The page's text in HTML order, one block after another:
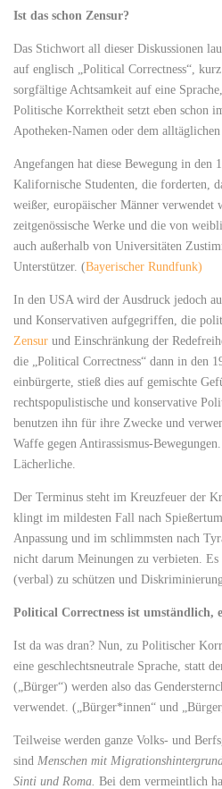
Ist das schon Zensur?
Das Stichwort all dieser Diskussionen
auf englisch „Political Correctness“,
sorgfältige Achtsamkeit auf eine
Politische Korrektheit setzt eben schon
Apotheken-Namen oder dem alltäglichen
Angefangen hat diese Bewegung in den
Kalifornische Studenten, die forderten,
weißer, europäischer Männer verwendet
zeitgenössische Werke und die von
auch außerhalb von Universitäten
Unterstützer. (Bayerischer Rundfunk)
In den USA wird der Ausdruck jedoch
und Konservativen aufgegriffen, die
Zensur und Einschränkung der
die „Political Correctness“ dann in den
einbürgerte, stieß dies auf gemischte
rechtspopulistische und konservative
benutzen ihn für ihre Zwecke und
Waffe gegen Antirassismus-
Lächerliche.
Der Terminus steht im Kreuzfeuer der
klingt im mildesten Fall nach
Anpassung und im schlimmsten nach
nicht darum Meinungen zu verbieten.
(verbal) zu schützen und
Political Correctness ist umständlich,
Ist da was dran? Nun, zu Politischer
eine geschlechtsneutrale Sprache, statt
(„Bürger“) werden also das
verwendet. („Bürger*innen“ und
Teilweise werden ganze Volks- und
sind Menschen mit
Sinti und Roma. Bei dem vermeintlich